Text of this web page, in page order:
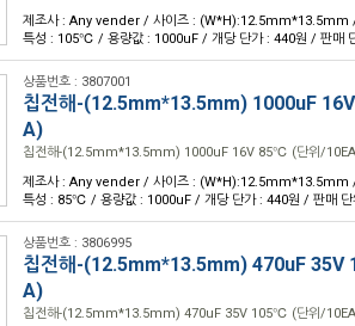
제조사 : Any vender / 사이즈 : (W*H):12.5mm*13.5mm
특성 : 105℃ / 용량값 : 1000uF / 개당 단가 : 440원 / 판매
상품번호 : 3807001
칩전해-(12.5mm*13.5mm) 1000uF
A)
칩전해-(12.5mm*13.5mm) 1000uF 16V 85℃ (단위/
제조사 : Any vender / 사이즈 : (W*H):12.5mm*13.5mm
특성 : 85℃ / 용량값 : 1000uF / 개당 단가 : 440원 / 판매 단
상품번호 : 3806995
칩전해-(12.5mm*13.5mm) 470uF
A)
칩전해-(12.5mm*13.5mm) 470uF 35V 105℃ (단위/